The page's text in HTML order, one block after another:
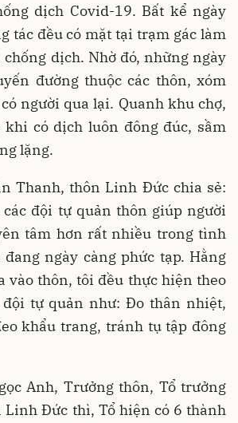
dịch Covid-19. Bất kể ngày
tác đều có mặt tại trạm gác làm
chống dịch. Nhờ đó, những ngày
đường thuộc các thôn, xóm
người qua lại. Quanh khu chợ,
có dịch luôn đông đúc, sầm
lặng.
Thanh, thôn Linh Đức chia sẻ:
các đội tự quản thôn giúp người
tâm hơn rất nhiều trong tình
ngày càng phức tạp. Hằng
vào thôn, tôi đều thực hiện theo
tự quản như: Đo thân nhiệt,
khẩu trang, tránh tụ tập đông
Anh, Trưởng thôn, Tổ trưởng
Linh Đức thì, Tổ hiện có 6 thành